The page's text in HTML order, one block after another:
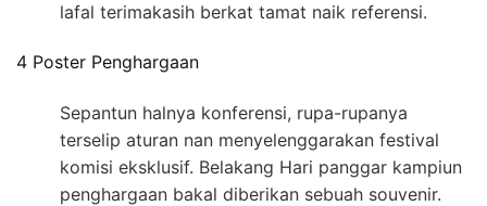
lafal terimakasih berkat tamat naik referensi.
4 Poster Penghargaan
Sepantun halnya konferensi, rupa-rupanya
terselip aturan nan menyelenggarakan festival
komisi eksklusif. Belakang Hari panggar kampiun
penghargaan bakal diberikan sebuah souvenir.